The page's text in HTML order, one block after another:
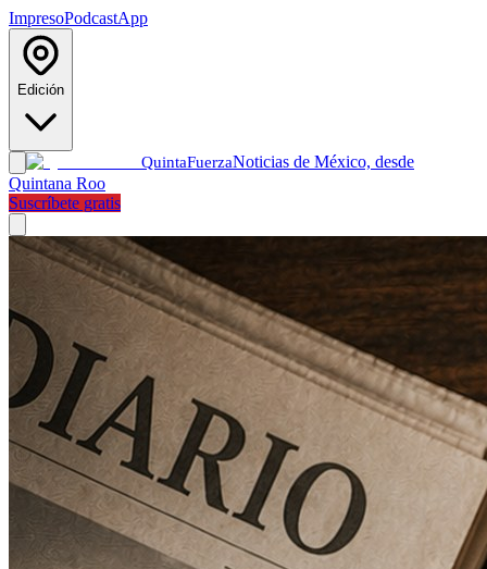
ImpresoPodcastApp
Edición
QuintaFuerzaNoticias de México, desde
Quintana Roo
Suscríbete gratis